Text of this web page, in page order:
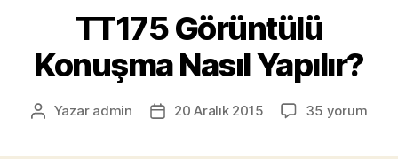
TT175 Görüntülü
Konuşma Nasıl Yapılır?
Yazının
Yazar admin
Yazı20 Aralık 2015
TT175
35 yorum